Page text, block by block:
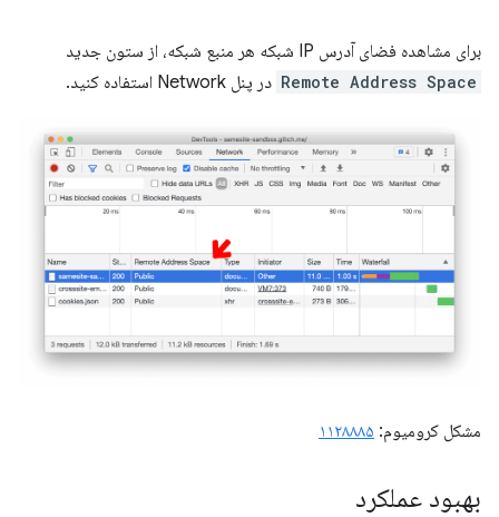
برای مشاهده فضای آدرس IP شبکه هر منبع شبکه، از ستون جدید
Remote Address Space در پنل Network استفاده کنید.
مشکل کرومیوم: ۱۱۲۸۸۸۵
بهبود عملکرد